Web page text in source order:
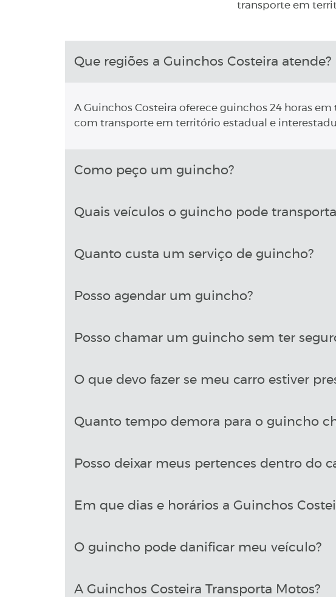
transporte em
Que regiões a Guinchos Costeira atende?
A Guinchos Costeira oferece guinchos 24 horas
com transporte em território estadual e
Como peço um guincho?
Quais veículos o guincho pode
Quanto custa um serviço de guincho?
Posso agendar um guincho?
Posso chamar um guincho sem ter
O que devo fazer se meu carro estiver
Quanto tempo demora para o guincho
Posso deixar meus pertences dentro do
Em que dias e horários a Guinchos
O guincho pode danificar meu veículo?
A Guinchos Costeira Transporta Motos?